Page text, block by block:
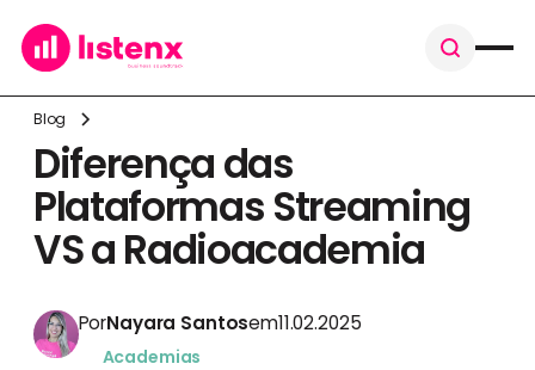
Blog
Diferença das
Plataformas Streaming
VS a Radioacademia
PorNayara Santosem11.02.2025
Academias